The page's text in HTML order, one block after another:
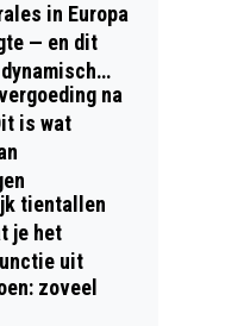
in Europa
— en dit
na
is wat
tientallen
je het
uit
zoveel